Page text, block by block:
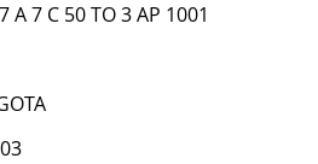
A 7 C 50 TO 3 AP 1001